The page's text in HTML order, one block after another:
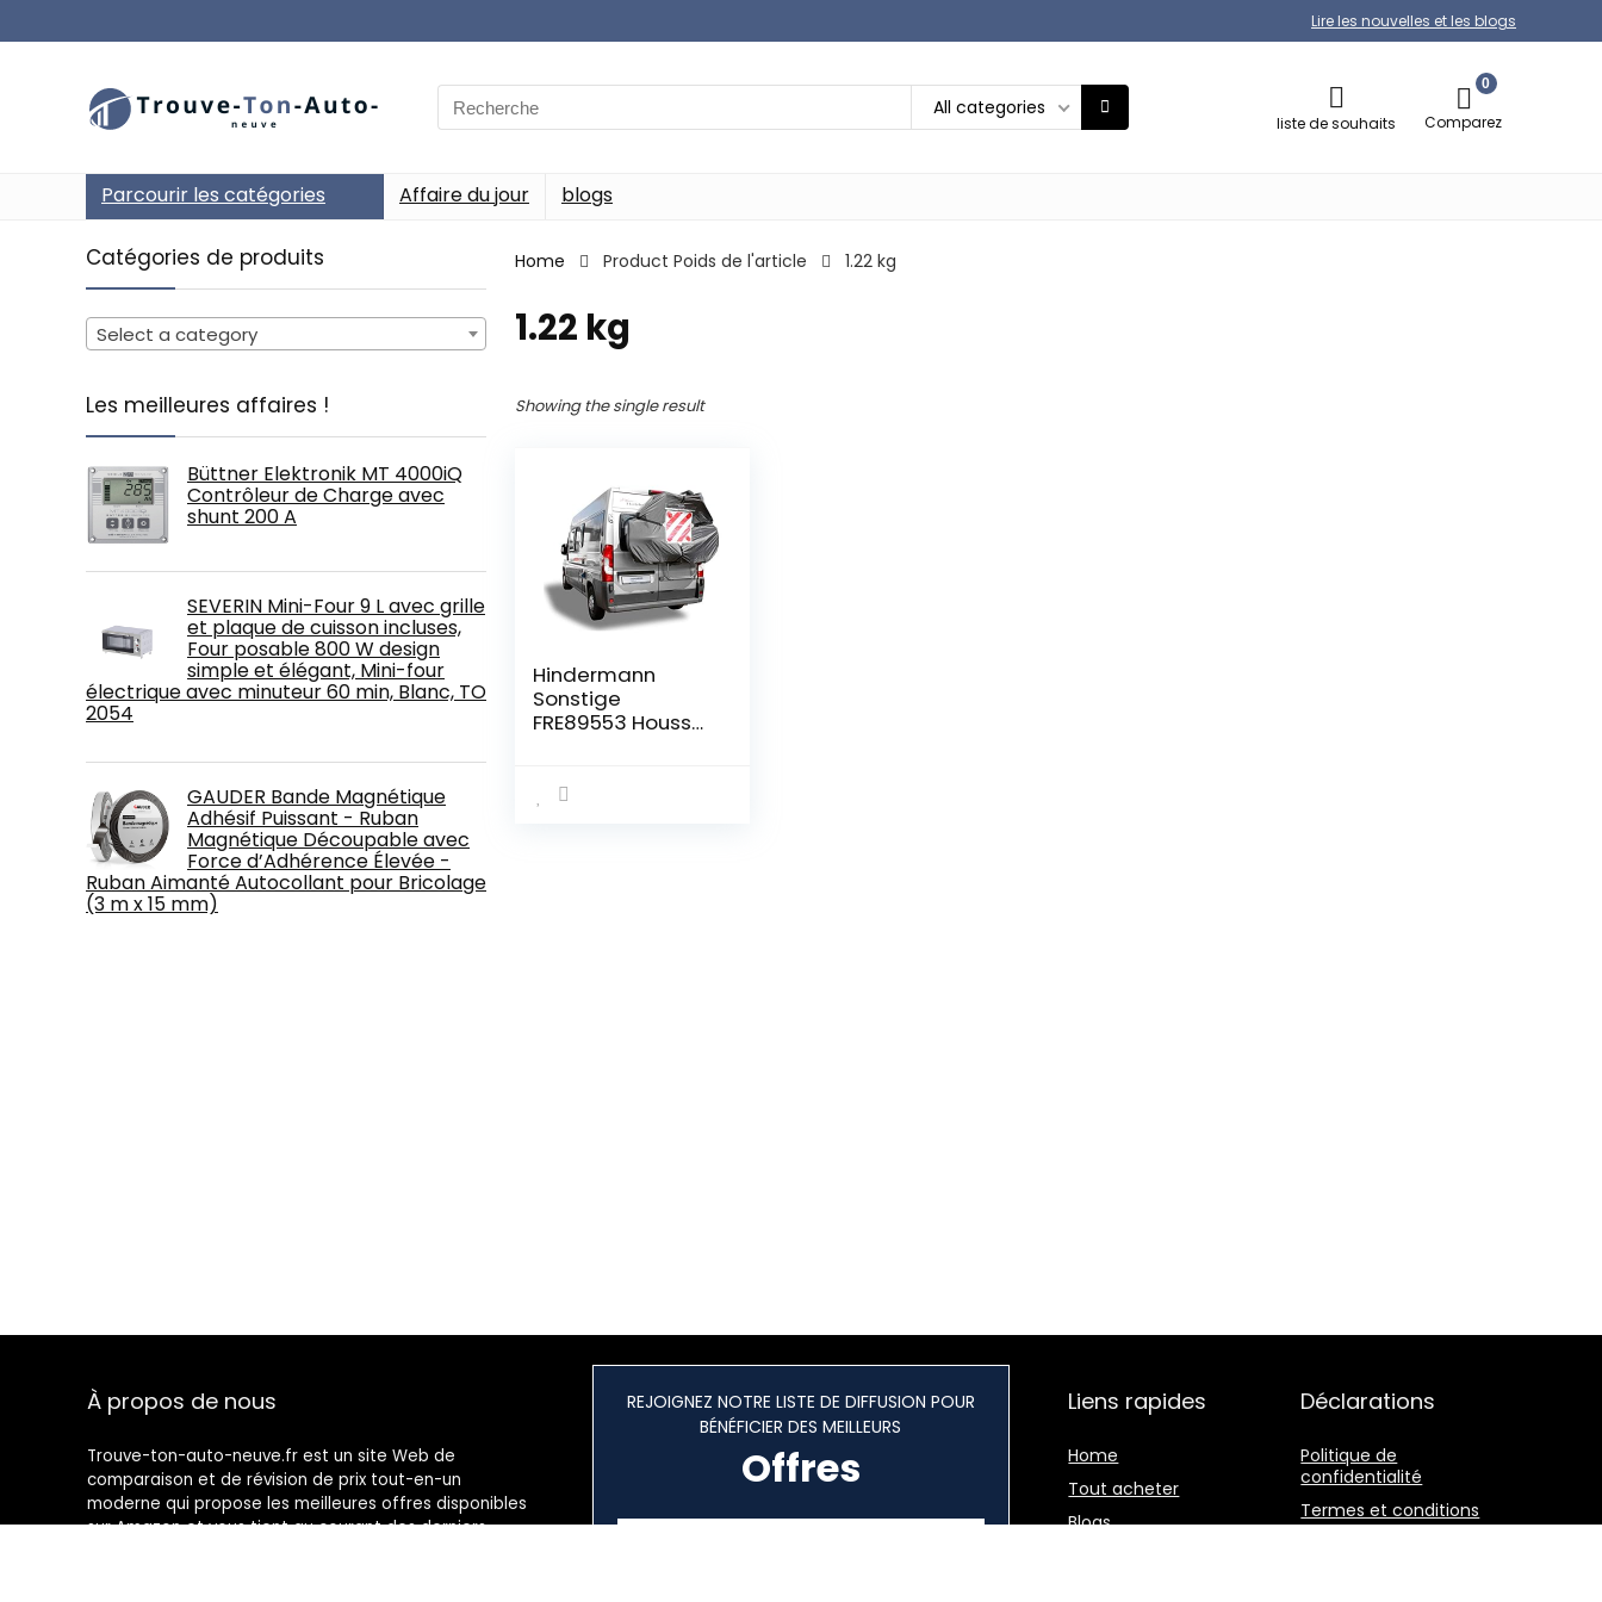
Lire les nouvelles et les blogs
Search
for:
All categories
liste de souhaits
0
Comparez
Parcourir les catégories Affaire du jour blogs
Catégories de produits
Select a category
Les meilleures affaires !
Büttner Elektronik MT 4000iQ
Contrôleur de Charge avec
shunt 200 A
SEVERIN Mini-Four 9 L avec grille
et plaque de cuisson incluses,
Four posable 800 W design
simple et élégant, Mini-four
électrique avec minuteur 60 min, Blanc, TO
2054
GAUDER Bande Magnétique
Adhésif Puissant - Ruban
Magnétique Découpable avec
Force d’Adhérence Élevée -
Ruban Aimanté Autocollant pour Bricolage
(3 m x 15 mm)
Home Product Poids de l'article ‎1.22 kg
‎1.22 kg
Showing the single result
Hindermann
Sonstige
FRE89553 Housse
À propos de nous
Trouve-ton-auto-neuve.fr est un site Web de
comparaison et de révision de prix tout-en-un
moderne qui propose les meilleures offres disponibles
sur Amazon et vous tient au courant des derniers
REJOIGNEZ NOTRE LISTE DE DIFFUSION POUR
BÉNÉFICIER DES MEILLEURS
Offres
Liens rapides
Home
Tout acheter
Blogs
Déclarations
Politique de
confidentialité
Termes et conditions